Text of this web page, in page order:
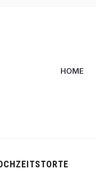
HOME